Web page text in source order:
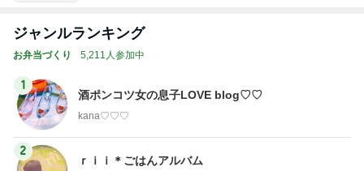
ジャンルランキング
お弁当づくり 5,211人参加中
1
酒ポンコツ女の息子LOVE blog♡♡
kana♡♡♡
2
ｒｉｉ＊ごはんアルバム